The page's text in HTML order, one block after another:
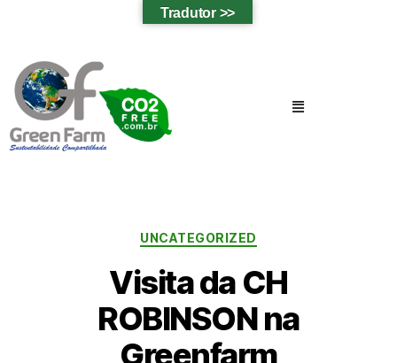
UNCATEGORIZED
Visita da CH
ROBINSON na
Greenfarm
Tradutor >>